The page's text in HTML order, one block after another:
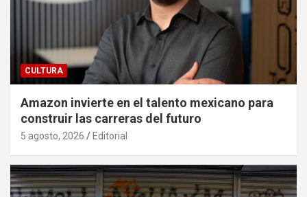
CULTURA
Amazon invierte en el talento mexicano para
construir las carreras del futuro
5 agosto, 2026 Editorial